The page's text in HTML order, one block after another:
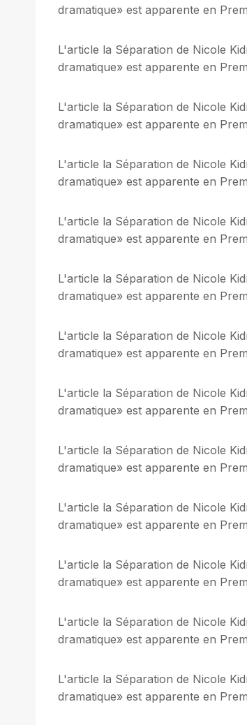
dramatique» est apparente en
L'article la Séparation de Nicole
dramatique» est apparente en
L'article la Séparation de Nicole
dramatique» est apparente en
L'article la Séparation de Nicole
dramatique» est apparente en
L'article la Séparation de Nicole
dramatique» est apparente en
L'article la Séparation de Nicole
dramatique» est apparente en
L'article la Séparation de Nicole
dramatique» est apparente en
L'article la Séparation de Nicole
dramatique» est apparente en
L'article la Séparation de Nicole
dramatique» est apparente en
L'article la Séparation de Nicole
dramatique» est apparente en
L'article la Séparation de Nicole
dramatique» est apparente en
L'article la Séparation de Nicole
dramatique» est apparente en
L'article la Séparation de Nicole
dramatique» est apparente en